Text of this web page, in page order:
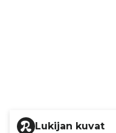
Lukijan kuvat